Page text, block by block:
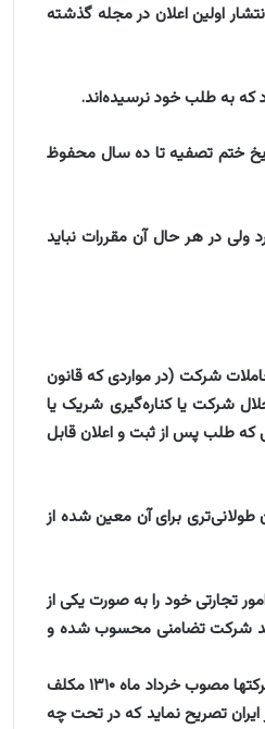
اولین اعلان در مجله گذشته
ختم تصفیه تا ده سال محفوظ
ولی در هر حال آن مقررات نباید
شرکت (‌در مواردی که قانون
شرکت یا کناره‌گیری شریک یا
که طلب پس از ثبت و اعلان قابل
طولانی‌تری برای آن معین شده از
تجارتی خود را به صورت یکی از
شرکت تضامنی محسوب شده و
‌هر شرکت تجارتی ایرانی مذکور در این قانون و هر شرکت خارجی که بر طبق قانون ثبت شرکتها مصوب خرداد ماه ۱۳۱۰ مکلف
تصریح نماید که در تحت چه